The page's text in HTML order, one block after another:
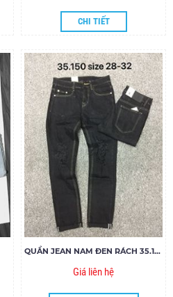
CHI TIẾT
QUẦN JEAN NAM ĐEN RÁCH 35.150
Giá liên hệ